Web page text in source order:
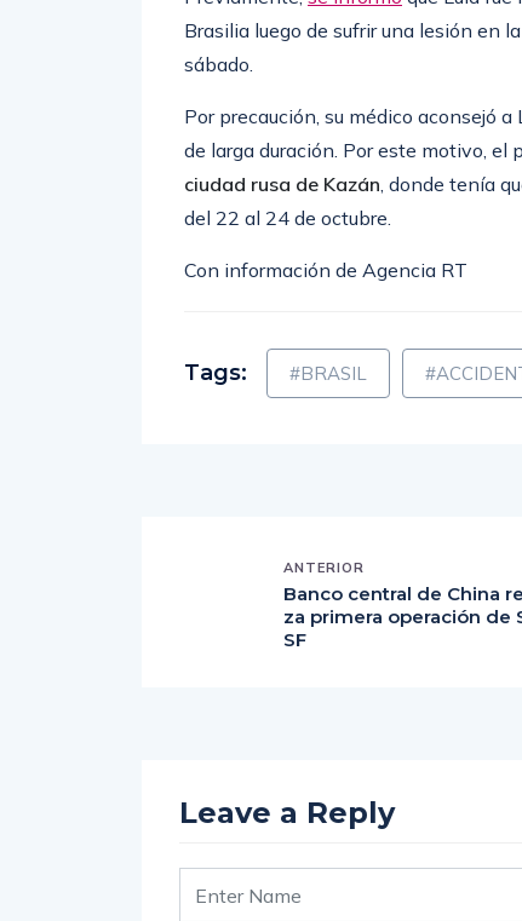
Brasilia luego de sufrir una lesión en
sábado.
Por precaución, su médico aconsejó
de larga duración. Por este motivo, el
ciudad rusa de Kazán, donde tenía
del 22 al 24 de octubre.
Con información de Agencia RT
Tags: #BRASIL
ANTERIOR
Banco central de China
za primera operación de
SF
Leave a Reply